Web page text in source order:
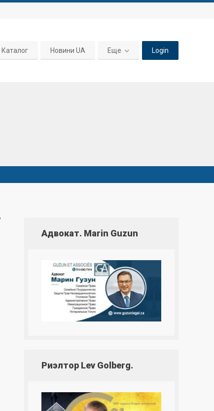
Каталог Новини UA Еще Login
Адвокат. Marin Guzun
Риэлтор Lev Golberg.